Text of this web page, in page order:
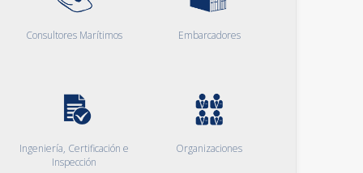
Consultores Marítimos Embarcadores
Ingeniería, Certificación e
Inspección
Organizaciones